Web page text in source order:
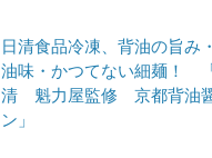
日清食品冷凍、背油の旨み
油味・かつてない細麺！
清 魁力屋監修 京都背油
ン」